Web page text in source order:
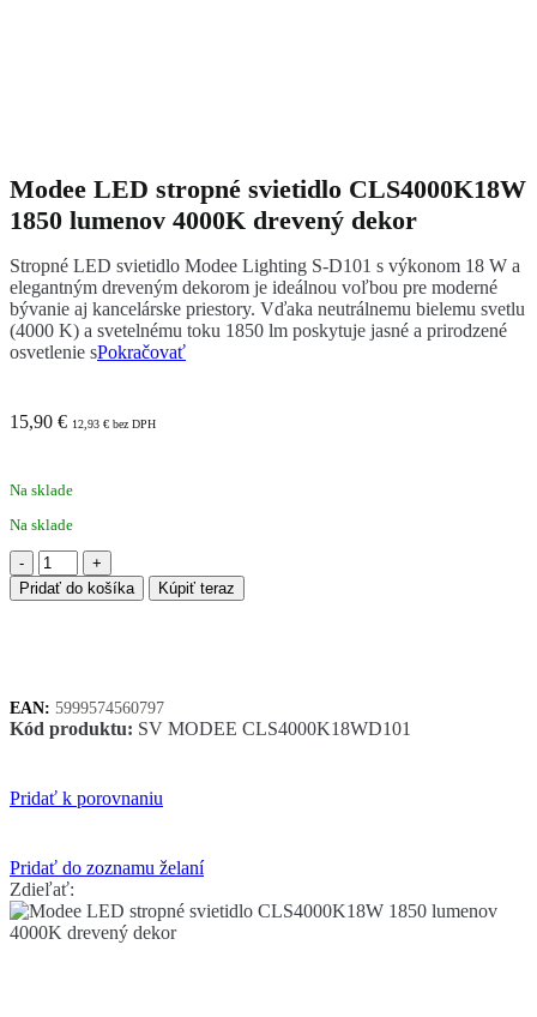
Modee LED stropné svietidlo CLS4000K18W
1850 lumenov 4000K drevený dekor
Stropné LED svietidlo Modee Lighting S-D101 s výkonom 18 W a
elegantným dreveným dekorom je ideálnou voľbou pre moderné
bývanie aj kancelárske priestory. Vďaka neutrálnemu bielemu svetlu
(4000 K) a svetelnému toku 1850 lm poskytuje jasné a prirodzené
osvetlenie sPokračovať
15,90 € 12,93 € bez DPH
Na sklade
Na sklade
množstvo
Modee
LED
lumenov
4000K
Pridať do košíka Kúpiť teraz
EAN: 5999574560797
Kód produktu: SV MODEE CLS4000K18WD101
Pridať k porovnaniu
Pridať do zoznamu želaní
Zdieľať: